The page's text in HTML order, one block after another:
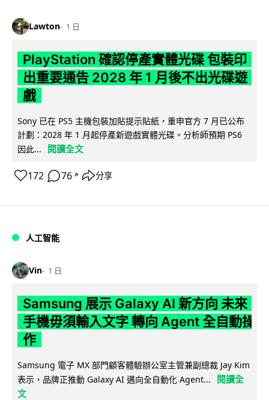
Lawton 1 日
PlayStation 確認停產實體光碟 包裝印
出重要通告 2028 年 1 月後不出光碟遊
戲
Sony 已在 PS5 主機包裝加貼提示貼紙，重申官方 7 月已公布
計劃：2028 年 1 月起停產新遊戲實體光碟。分析師預期 PS6
因此...
閱讀全文
172 76 ↗ 分享
人工智能
Vin 1 日
Samsung 展示 Galaxy AI 新方向 未來
手機毋須輸入文字 轉向 Agent 全自動操
作
Samsung 電子 MX 部門顧客體驗辦公室主管兼副總裁 Jay Kim
表示，品牌正推動 Galaxy AI 邁向全自動化 Agent...
閱讀全
文